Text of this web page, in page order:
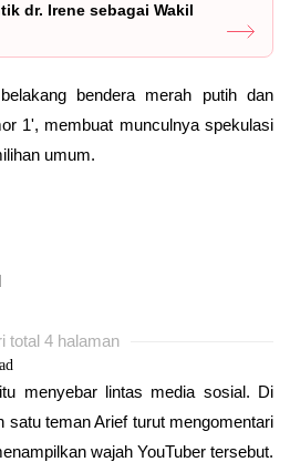
dr. Irene sebagai Wakil
bendera merah putih dan
1', membuat munculnya spekulasi
umum.
total 4 halaman
menyebar lintas media sosial. Di
satu teman Arief turut mengomentari
wajah YouTuber tersebut.